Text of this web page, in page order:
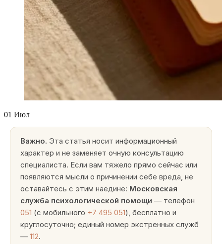
01 Июл
Важно. Эта статья носит информационный
характер и не заменяет очную консультацию
специалиста. Если вам тяжело прямо сейчас или
появляются мысли о причинении себе вреда, не
оставайтесь с этим наедине: Московская
служба психологической помощи — телефон
051 (с мобильного +7 495 051), бесплатно и
круглосуточно; единый номер экстренных служб
— 112.